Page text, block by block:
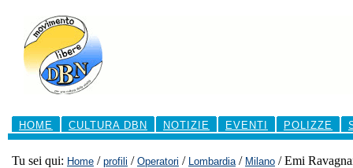
contenuti.
navigazione
Sezioni
HOME
CULTURA DBN NOTIZIE EVENTI POLIZZE
Tu sei qui: Home / profili / Operatori / Lombardia / Milano /Emi